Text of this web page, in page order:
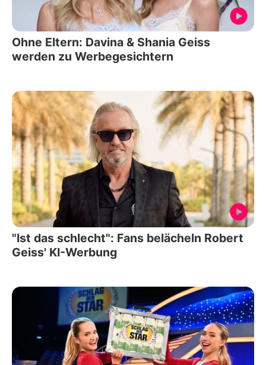
Ohne Eltern: Davina & Shania Geiss
werden zu Werbegesichtern
"Ist das schlecht": Fans belächeln Robert
Geiss' KI-Werbung